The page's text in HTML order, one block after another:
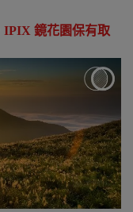
IPIX 鏡花園保有取